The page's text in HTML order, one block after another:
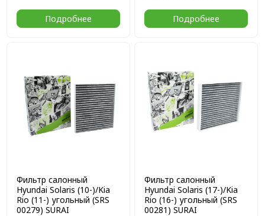
Подробнее Подробнее
Фильтр салонный
Hyundai Solaris (10-)/Kia
Rio (11-) угольный (SRS
00279) SURAI
Фильтр салонный
Hyundai Solaris (17-)/Kia
Rio (16-) угольный (SRS
00281) SURAI